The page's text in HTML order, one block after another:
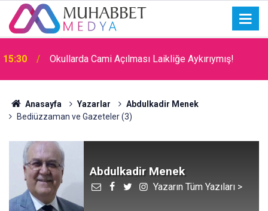
15:30 Okullarda Cami Açılması Laikliğe Aykırıymış!
Anasayfa Yazarlar
Abdulkadir Menek
Bediüzzaman ve Gazeteler (3)
Abdulkadir Menek
Yazarın Tüm Yazıları >